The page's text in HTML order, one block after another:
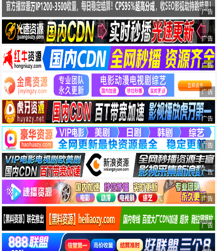
广告
广告
广告
广告
广告
广告
广告
广告
广告